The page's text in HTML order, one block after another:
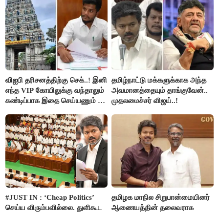
விஐபி தரிசனத்திற்கு செக்..! இனி
எந்த VIP கோயிலுக்கு வந்தாலும்
கண்டிப்பாக இதை செய்யணும் -
தமிழ்நாட்டு மக்களுக்காக அந்த
அவமானத்தையும் தாங்குவேன்..
முதலமைச்சர் விஜய்..!
#JUST IN : ‘Cheap Politics’
செய்ய விரும்பவில்லை. துளிகூட
தமிழக மாநில சிறுபான்மையினர்
ஆணையத்தின் தலைவராக